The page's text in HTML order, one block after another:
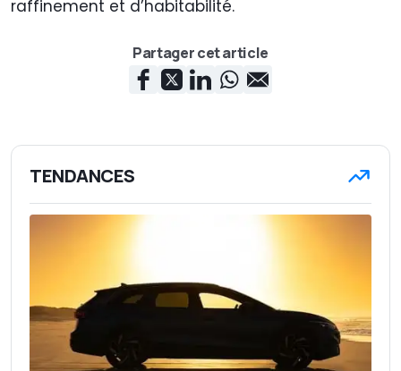
raffinement et d’habitabilité.
Partager cet article
TENDANCES